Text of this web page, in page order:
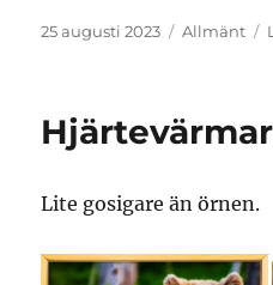
Publicerat
25 augusti 2023 Kategorier
Allmänt
Lite gosigare än örnen.